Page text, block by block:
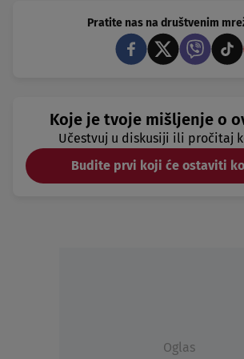
Pratite nas na društvenim
Koje je tvoje mišljenje o
Učestvuj u diskusiji ili pročitaj
Budite prvi koji će ostaviti
Oglas